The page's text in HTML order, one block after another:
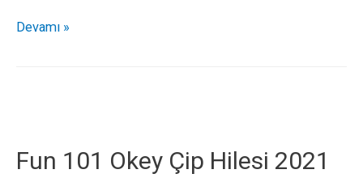
Bigo
Ücretsiz
Devamı »
Fun 101 Okey Çip Hilesi 2021